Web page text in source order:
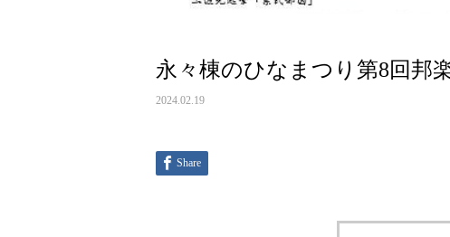
永々棟のひなまつり第8回邦
2024.02.19
Share